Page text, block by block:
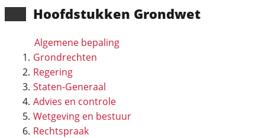
Hoofd­stukken Grondwet
Algemene bepaling
Grondrechten
Regering
Staten-Generaal
Advies en controle
Wetgeving en bestuur
Rechtspraak